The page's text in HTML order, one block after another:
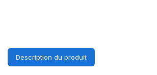
Description du produit